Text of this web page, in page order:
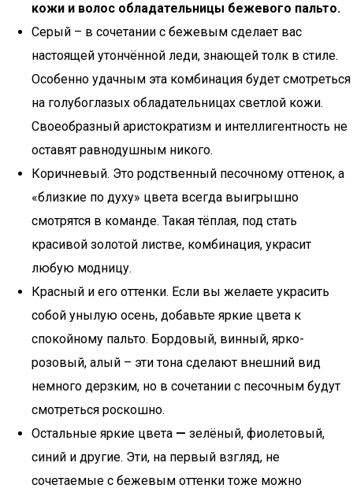
кожи и волос обладательницы бежевого пальто.
Серый – в сочетании с бежевым сделает вас
настоящей утончённой леди, знающей толк в стиле.
Особенно удачным эта комбинация будет смотреться
на голубоглазых обладательницах светлой кожи.
Своеобразный аристократизм и интеллигентность не
оставят равнодушным никого.
Коричневый. Это родственный песочному оттенок, а
«близкие по духу» цвета всегда выигрышно
смотрятся в команде. Такая тёплая, под стать
красивой золотой листве, комбинация, украсит
любую модницу.
Красный и его оттенки. Если вы желаете украсить
собой унылую осень, добавьте яркие цвета к
спокойному пальто. Бордовый, винный, ярко-
розовый, алый – эти тона сделают внешний вид
немного дерзким, но в сочетании с песочным будут
смотреться роскошно.
Остальные яркие цвета — зелёный, фиолетовый,
синий и другие. Эти, на первый взгляд, не
сочетаемые с бежевым оттенки тоже можно